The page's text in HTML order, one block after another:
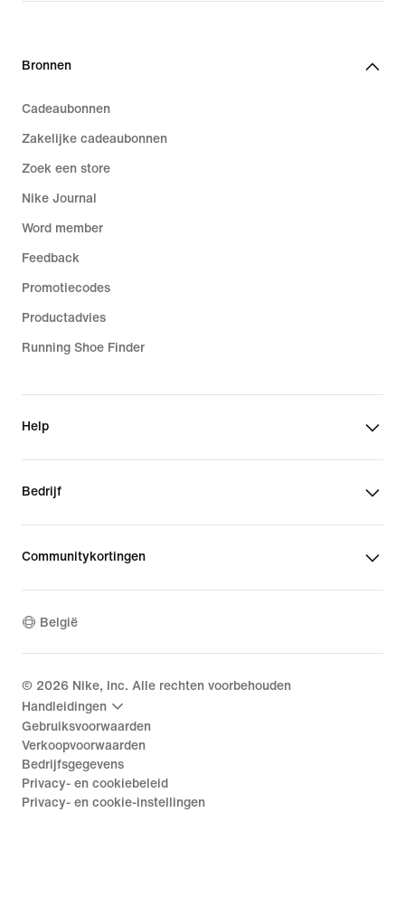
Bronnen
Cadeaubonnen
Zakelijke cadeaubonnen
Zoek een store
Nike Journal
Word member
Feedback
Promotiecodes
Productadvies
Running Shoe Finder
Help
Bedrijf
Communitykortingen
België
© 2026 Nike, Inc. Alle rechten voorbehouden
Handleidingen
Gebruiksvoorwaarden
Verkoopvoorwaarden
Bedrijfsgegevens
Privacy- en cookiebeleid
Privacy- en cookie-instellingen